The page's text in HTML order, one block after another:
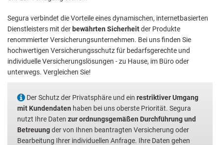
Segura verbindet die Vorteile eines dynamischen, internetbasierten
Dienstleisters mit der bewährten Sicherheitder Produkte
renommierter Versicherungs­unternehmen. Bei uns finden Sie
hochwertigen Versicherungs­schutz für bedarfsgerechte und
individuelle Versicherungs­lösungen - zu Hause, im Büro oder
unterwegs. Vergleichen Sie!
Der Schutz der Privatsphäre und ein restriktiver Umgang
mit Kundendaten haben bei uns oberste Priorität. Segura
nutzt Ihre Daten zur ordnungsgemäßen Durchführung und
Betreuungder von Ihnen beantragten Versicherung oder
Bearbeitung Ihrer individuellen Anfrage. Ihre Daten gehen